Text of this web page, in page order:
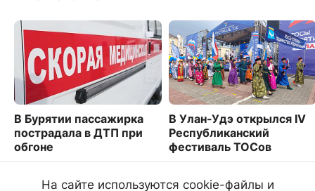
В Бурятии пассажирка
пострадала в ДТП при
обгоне
В Улан-Удэ открылся IV
Республиканский
фестиваль ТОСов
На сайте используются cookie-файлы и